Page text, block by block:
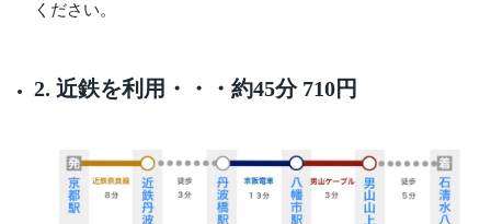
ください。
2. 近鉄を利用・・・約45分 710円